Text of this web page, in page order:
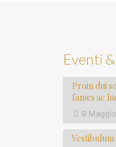
Eventi
Proin dui
fames ac
9